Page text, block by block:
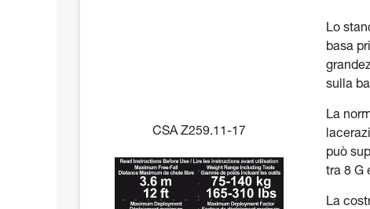
CSA Z259.11-17
Lo
basa
sulla
La
può
tra 8 G
La